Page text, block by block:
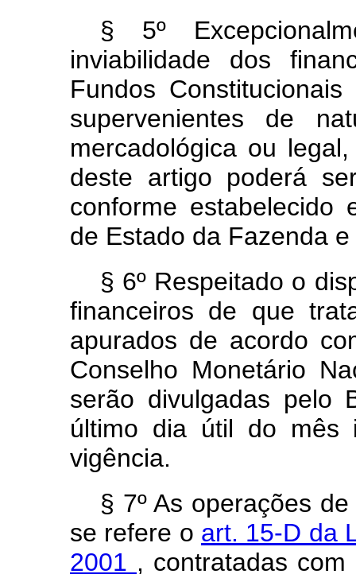
§ 5º
inviabilidade dos
Fundos
supervenientes de
mercadológica ou
deste artigo poderá
conforme estabelecido
de Estado da Fazenda
§ 6º Respeitado o
financeiros de que
apurados de acordo
Conselho Monetário
serão divulgadas pelo
último dia útil do mês
vigência.
§ 7º As operações
se refere o art. 15-D da
2001 , contratadas